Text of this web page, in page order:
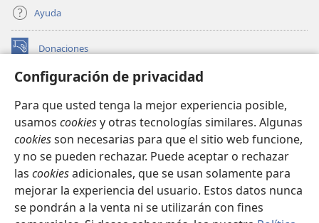
Configuración de privacidad
Para que usted tenga la mejor experiencia posible,
usamos cookiesy otras tecnologías similares. Algunas
cookiesson necesarias para que el sitio web funcione,
y no se pueden rechazar. Puede aceptar o rechazar
las cookiesadicionales, que se usan solamente para
mejorar la experiencia del usuario. Estos datos nunca
se pondrán a la venta ni se utilizarán con fines
Ayuda
Donaciones
(abre
nueva BIBLIOTECA EN LÍNEA Watchtower™
una
nueva
ventana)
JW Hub
(abre
una
nueva
ventana)
JW Library
Watchtower Library